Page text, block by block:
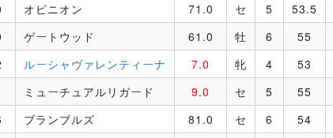
オピニオン 71.0 セ 5 53.5
ゲートウッド 61.0 牡 6 55
ルーシャヴァレンティーナ 7.0 牝 4 53
ミューチュアルリガード 9.0 セ 5 55
ブランブルズ 81.0 セ 6 54